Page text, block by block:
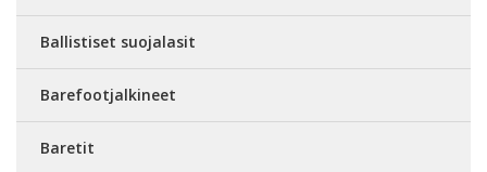
Ballistiset suojalasit
Barefootjalkineet
Baretit